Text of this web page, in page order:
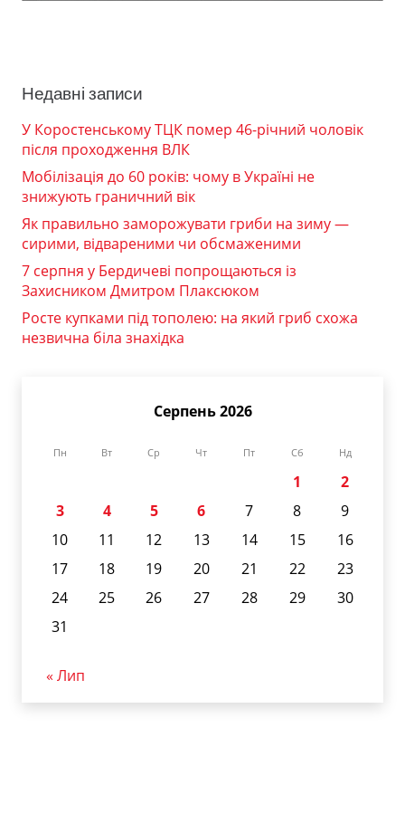
Недавні записи
У Коростенському ТЦК помер 46-річний чоловік
після проходження ВЛК
Мобілізація до 60 років: чому в Україні не
знижують граничний вік
Як правильно заморожувати гриби на зиму —
сирими, відвареними чи обсмаженими
7 серпня у Бердичеві попрощаються із
Захисником Дмитром Плаксюком
Росте купками під тополею: на який гриб схожа
незвична біла знахідка
Серпень 2026
Пн Вт Ср Чт Пт Сб Нд
1
2
3
4 5 6 7 8
9
10
11 12 13 14 15
16
17
18 19 20 21 22
23
24
25 26 27 28 29
30
31
« Лип